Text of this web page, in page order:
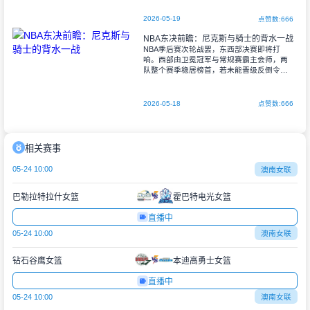
2026-05-19 点赞数:666
NBA东决前瞻：尼克斯与骑士的背水一战
NBA季后赛次轮战罢，东西部决赛即将打
响。西部由卫冕冠军与常规赛霸主会师，两
队整个赛季稳居榜首，若未能晋级反倒令人
最年长
2026-05-18 点赞数:666
相关赛事
05-24 10:00 澳南女联
巴勒拉特拉什女篮 霍巴特电光女篮
直播中
05-24 10:00 澳南女联
钻石谷鹰女篮 本迪高勇士女篮
直播中
05-24 10:00 澳南女联